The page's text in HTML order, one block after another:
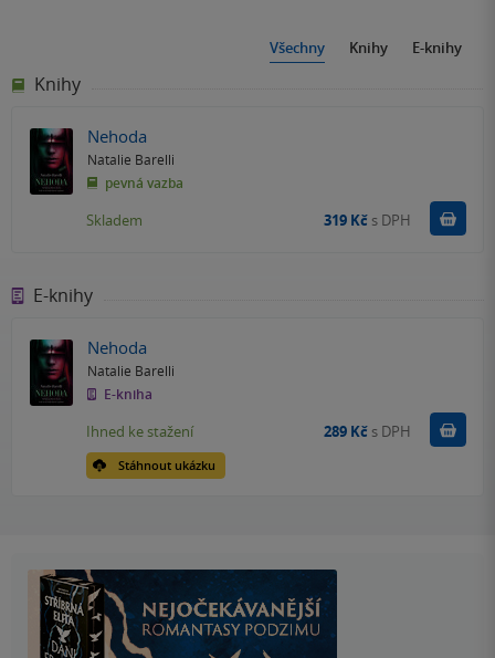
Všechny Knihy E-knihy
Knihy
Nehoda
Natalie Barelli
pevná vazba
Skladem 319 Kč s DPH
E-knihy
Nehoda
Natalie Barelli
E-kniha
Stáhnout ukázku
Ihned ke stažení 289 Kč s DPH Koupit